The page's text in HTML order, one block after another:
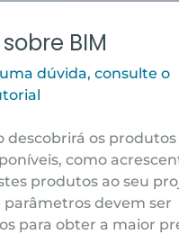
BIM
dúvida, consulte o
descobrirá os produtos
como
produtos ao seu
parâmetros devem ser
para obter a maior